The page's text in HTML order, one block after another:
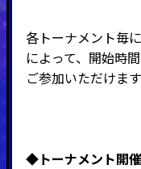
各トーナメント毎
によって、開始時
ご参加いただけま
◆トーナメント開